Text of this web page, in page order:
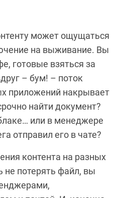
может ощущаться
на выживание. Вы
готовые взяться за
– бум! – поток
приложений накрывает
найти документ?
или в менеджере
отправил его в чате?
контента на разных
не потерять файл, вы